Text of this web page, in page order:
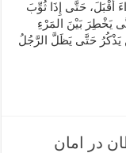
أَقْبَلَ، حَتَّى إِذَا ثُوِّبَ
یَخْطِرَ بَیْنَ المَرْءِ
یَذْکُرُ حَتَّى یَظَلَّ الرَّجُلُ
در امان